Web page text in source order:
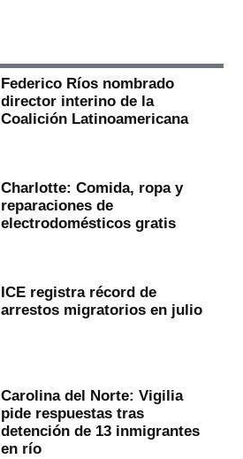
Federico Ríos nombrado
director interino de la
Coalición Latinoamericana
Charlotte: Comida, ropa y
reparaciones de
electrodomésticos gratis
ICE registra récord de
arrestos migratorios en julio
Carolina del Norte: Vigilia
pide respuestas tras
detención de 13 inmigrantes
en río